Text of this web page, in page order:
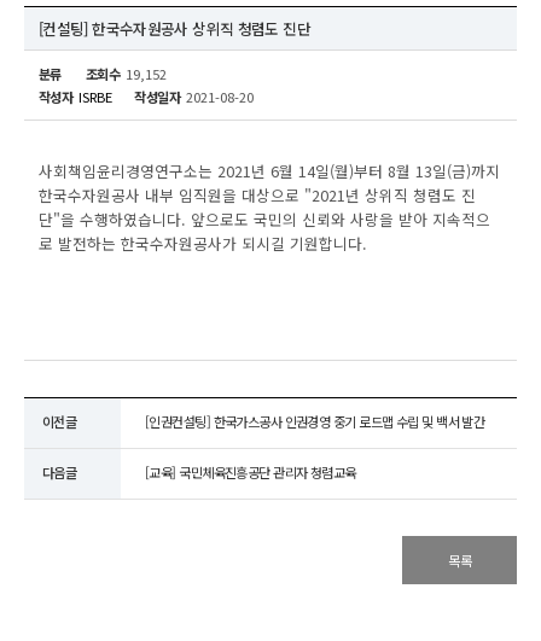
[컨설팅] 한국수자원공사 상위직 청렴도 진단
분류 조회수 19,152
작성자 ISRBE 작성일자 2021-08-20
사회책임윤리경영연구소는 2021년 6월 14일(월)부터 8월 13일(금)까지
한국수자원공사 내부 임직원을 대상으로 "2021년 상위직 청렴도 진
단"을 수행하였습니다. 앞으로도 국민의 신뢰와 사랑을 받아 지속적으
로 발전하는 한국수자원공사가 되시길 기원합니다.
이전글 [인권컨설팅] 한국가스공사 인권경영 중기 로드맵 수립 및 백서 발간
다음글 [교육] 국민체육진흥공단 관리자 청렴교육
목록